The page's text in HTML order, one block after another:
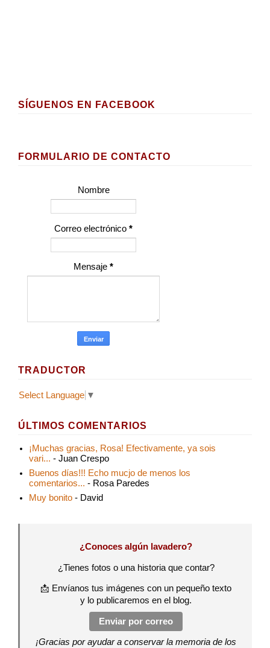
SÍGUENOS EN FACEBOOK
FORMULARIO DE CONTACTO
Nombre
Correo electrónico *
Mensaje *
TRADUCTOR
Select Language ▼
ÚLTIMOS COMENTARIOS
¡Muchas gracias, Rosa! Efectivamente, ya sois
vari... - Juan Crespo
Buenos días!!! Echo mucjo de menos los
comentarios... - Rosa Paredes
Muy bonito - David
¿Conoces algún lavadero?
¿Tienes fotos o una historia que contar?
📩 Envíanos tus imágenes con un pequeño texto
y lo publicaremos en el blog.
Enviar por correo
¡Gracias por ayudar a conservar la memoria de los